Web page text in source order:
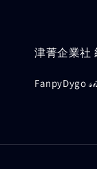
津菁企業社
FanpyDygo